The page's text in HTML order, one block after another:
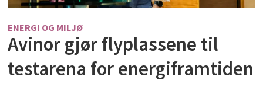
ENERGI OG MILJØ
Avinor gjør flyplassene til
testarena for energiframtiden